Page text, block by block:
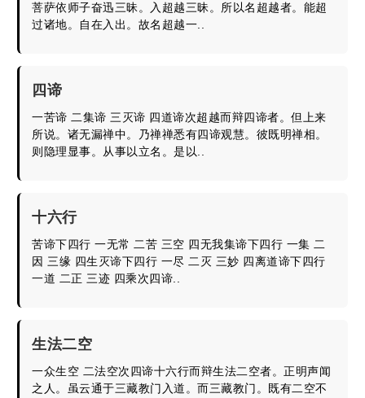
菩萨依师子奋迅三昧。入超越三昧。所以名超越者。能超
过诸地。自在入出。故名超越一..
四谛
一苦谛 二集谛 三灭谛 四道谛次超越而辩四谛者。但上来
所说。诸无漏禅中。乃禅禅悉有四谛观慧。彼既明禅相。
则隐理显事。从事以立名。是以..
十六行
苦谛下四行 一无常 二苦 三空 四无我集谛下四行 一集 二
因 三缘 四生灭谛下四行 一尽 二灭 三妙 四离道谛下四行
一道 二正 三迹 四乘次四谛..
生法二空
一众生空 二法空次四谛十六行而辩生法二空者。正明声闻
之人。虽云通于三藏教门入道。而三藏教门。既有二空不